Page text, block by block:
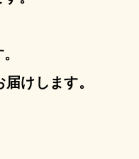
けします。